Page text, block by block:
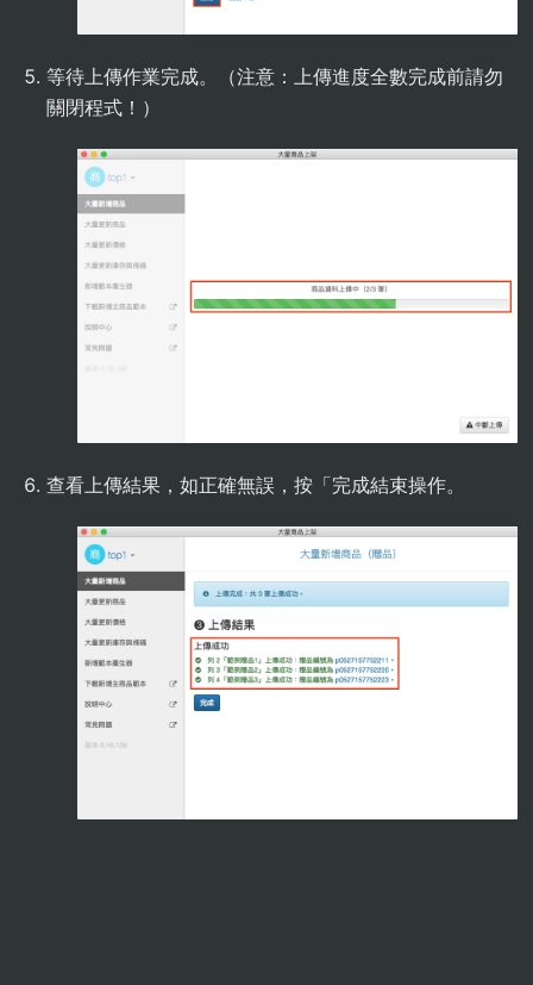
等待上傳作業完成。（注意：上傳進度全數完成前請勿
關閉程式！）
查看上傳結果，如正確無誤，按「完成結束操作。